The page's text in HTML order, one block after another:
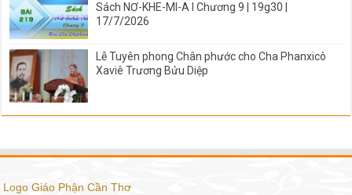
Sách NƠ-KHE-MI-A I Chương 9 | 19g30 |
17/7/2026
Lễ Tuyên phong Chân phước cho Cha Phanxicô
Xaviê Trương Bửu Diệp
Logo Giáo Phận Cần Thơ